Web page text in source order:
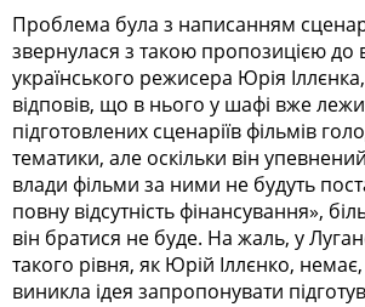
Проблема була з написанням
звернулася з такою пропозицією до
українського режисера Юрія
відповів, що в нього у шафі вже
підготовлених сценаріїв фільмів
тематики, але оскільки він
влади фільми за ними не будуть
повну відсутність фінансування»,
він братися не буде. На жаль, у
такого рівня, як Юрій Іллєнко,
виникла ідея запропонувати